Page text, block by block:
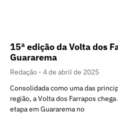
15ª edição da Volta dos
Guararema
Redação
4 de abril de 2025
Consolidada como uma das
região, a Volta dos Farrapos
etapa em Guararema no